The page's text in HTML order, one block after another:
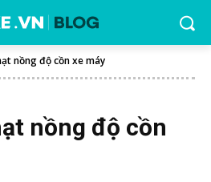
nồng độ cồn xe máy
nồng độ cồn